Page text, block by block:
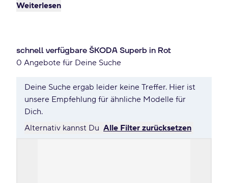
Finanzierungsoptionen und fahre Dein ŠKODA
Weiterlesen
schnell verfügbare ŠKODA Superb in Rot
0 Angebote für Deine Suche
Deine Suche ergab leider keine Treffer. Hier ist
unsere Empfehlung für ähnliche Modelle für
Dich.
Alternativ kannst Du Alle Filter zurücksetzen